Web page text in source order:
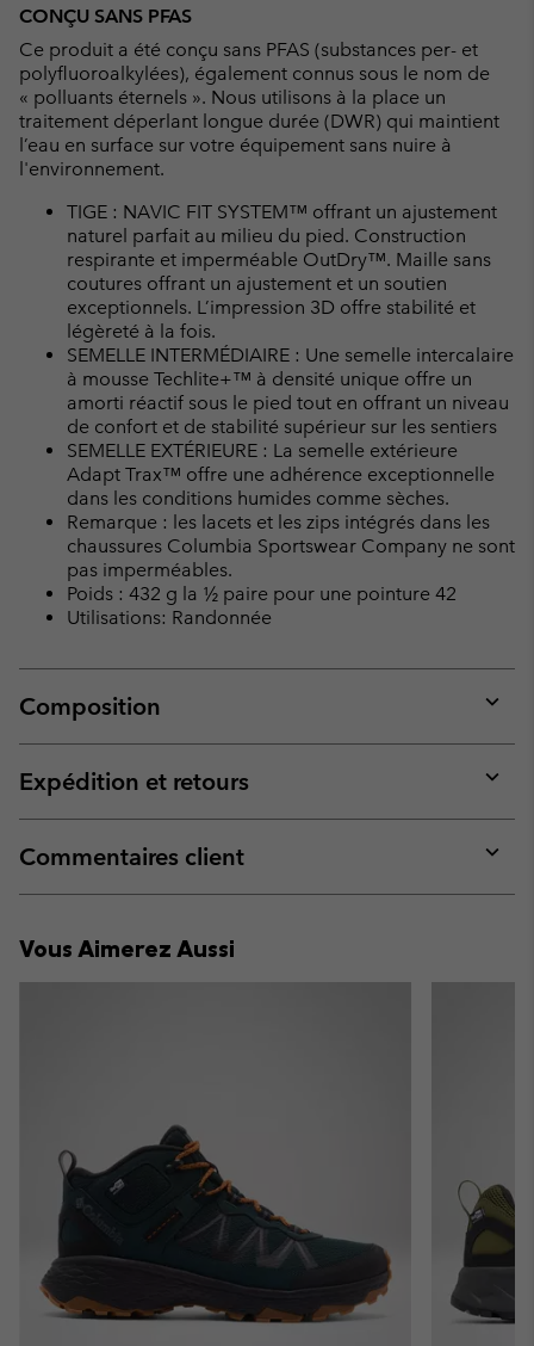
CONÇU SANS PFAS
Ce produit a été conçu sans PFAS (substances per- et
polyfluoroalkylées), également connus sous le nom de
« polluants éternels ». Nous utilisons à la place un
traitement déperlant longue durée (DWR) qui maintient
l’eau en surface sur votre équipement sans nuire à
l'environnement.
TIGE : NAVIC FIT SYSTEM™ offrant un ajustement
naturel parfait au milieu du pied. Construction
respirante et imperméable OutDry™. Maille sans
coutures offrant un ajustement et un soutien
exceptionnels. L’impression 3D offre stabilité et
légèreté à la fois.
SEMELLE INTERMÉDIAIRE : Une semelle intercalaire
à mousse Techlite+™ à densité unique offre un
amorti réactif sous le pied tout en offrant un niveau
de confort et de stabilité supérieur sur les sentiers
SEMELLE EXTÉRIEURE : La semelle extérieure
Adapt Trax™ offre une adhérence exceptionnelle
dans les conditions humides comme sèches.
Remarque : les lacets et les zips intégrés dans les
chaussures Columbia Sportswear Company ne sont
pas imperméables.
Poids : 432 g la ½ paire pour une pointure 42
Utilisations: Randonnée
Composition
or
Expédition et retours
or
Commentaires client
or
Vous Aimerez Aussi